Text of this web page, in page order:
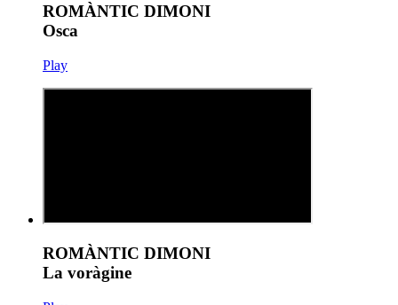
ROMÀNTIC DIMONI
Osca
Play
ROMÀNTIC DIMONI
La voràgine